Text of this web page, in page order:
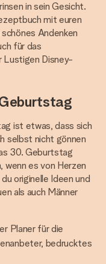
in sein Gesicht.
mit euren
Andenken
für das
Lustigen Disney-
ist etwas, dass sich
selbst nicht gönnen
30. Geburtstag
wenn es von Herzen
originelle Ideen und
als auch Männer
Planer für die
bedrucktes